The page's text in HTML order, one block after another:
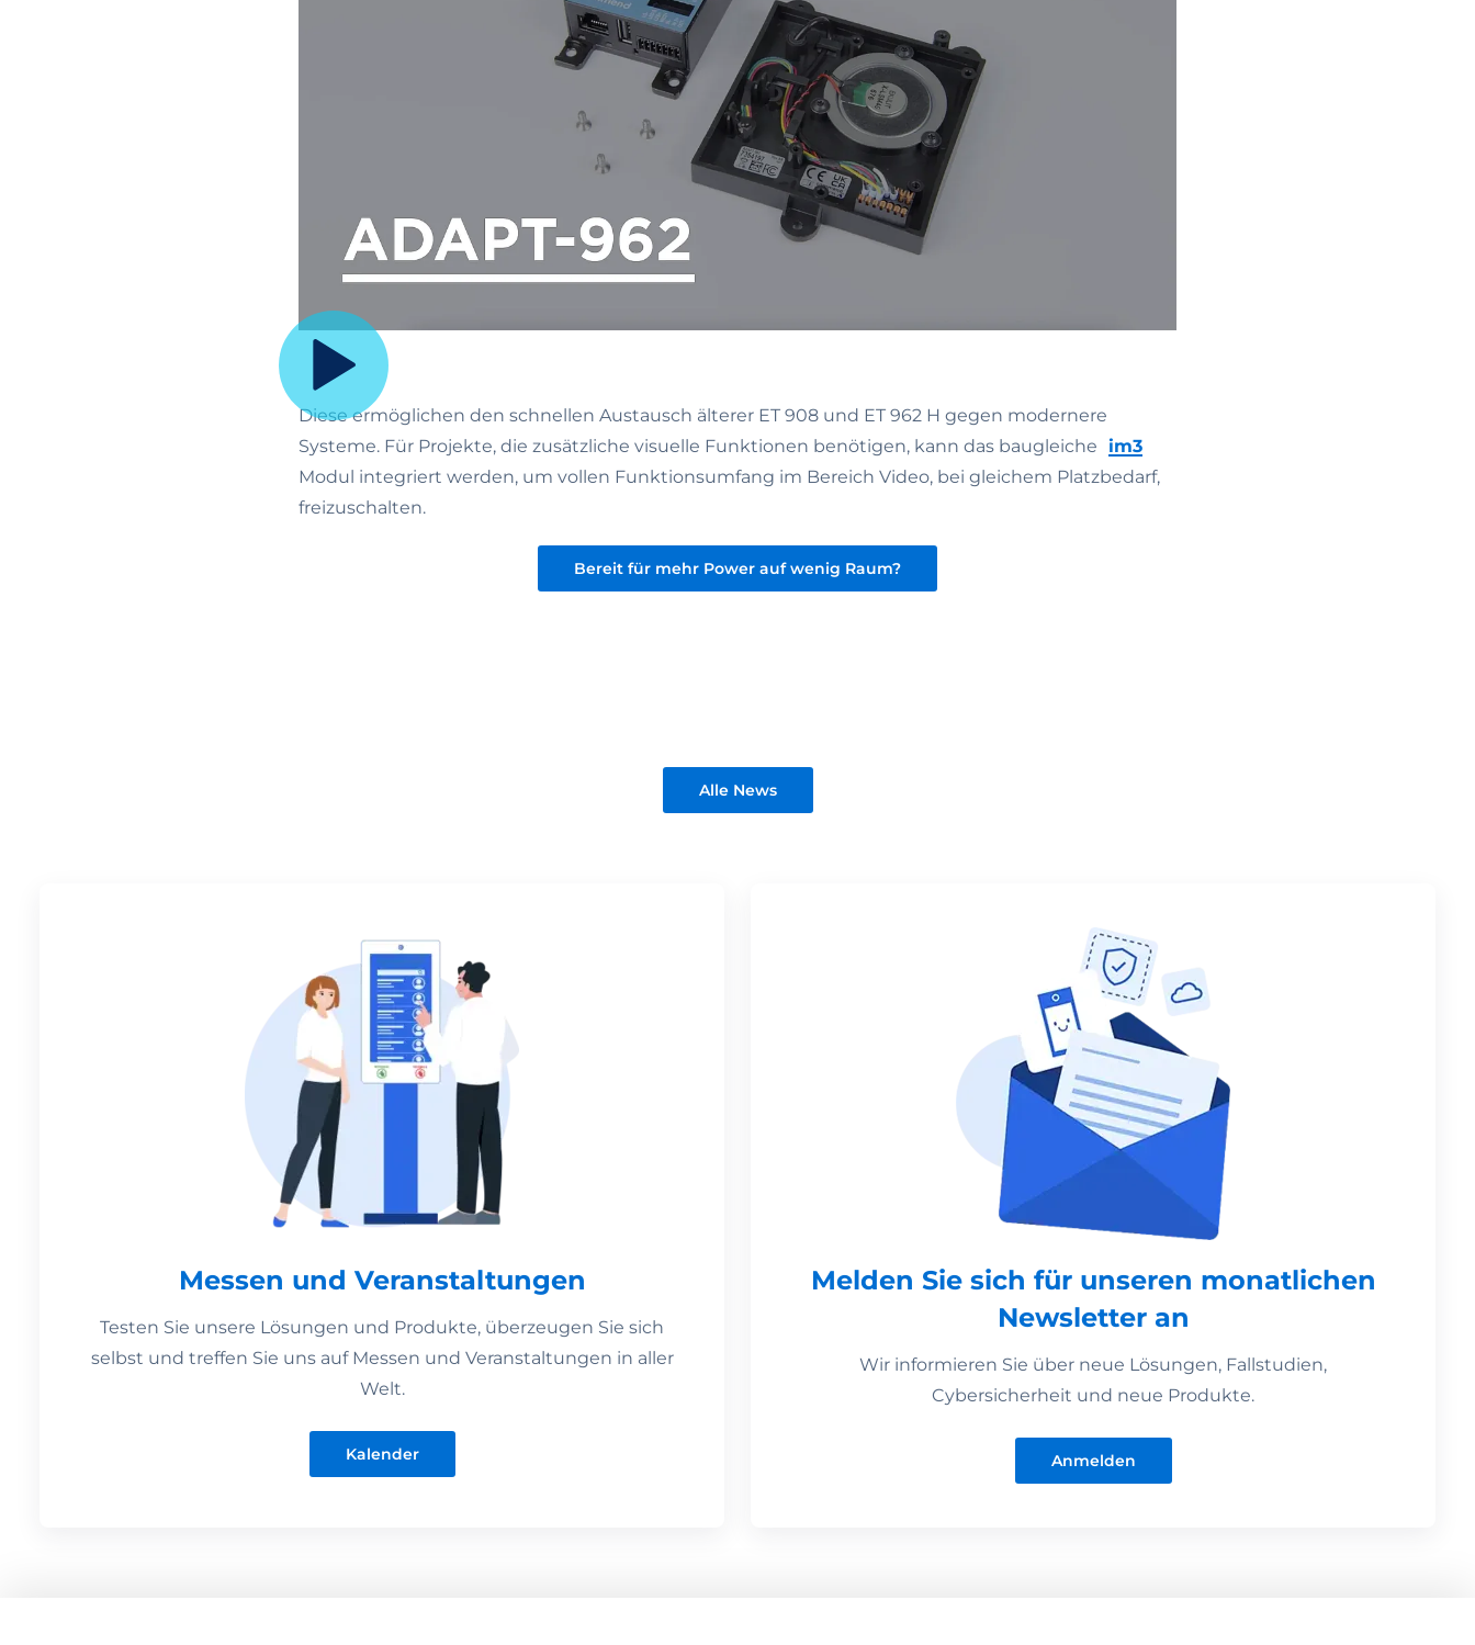
Diese ermöglichen den schnellen Austausch älterer ET 908 und ET 962 H gegen modernere
Systeme. Für Projekte, die zusätzliche visuelle Funktionen benötigen, kann das baugleiche
im3
Modul integriert werden, um vollen Funktionsumfang im Bereich Video, bei gleichem Platzbedarf,
freizuschalten.
Bereit für mehr Power auf wenig Raum?
Alle News
Messen und Veranstaltungen
Testen Sie unsere Lösungen und Produkte, überzeugen Sie sich
selbst und treffen Sie uns auf Messen und Veranstaltungen in aller
Welt.
Kalender
Melden Sie sich für unseren monatlichen
Newsletter an
Wir informieren Sie über neue Lösungen, Fallstudien,
Cybersicherheit und neue Produkte.
Anmelden